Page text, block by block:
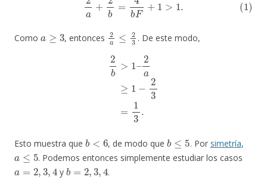
Como , entonces
2 3
. De este modo,
1– −2
Esto muestra que
b
, de modo que
b 5
. Por simetría,
a≤5
. Podemos entonces simplemente estudiar los casos
a =2 ,3 4
y
b=2,3,4
.